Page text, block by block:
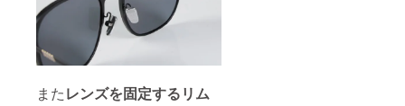
またレンズを固定するリム